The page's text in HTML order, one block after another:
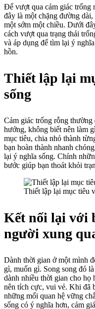
Để vượt qua cảm giác trống
đây là một chặng đường
một sớm một chiều. Dưới
cách vượt qua trạng thái
và áp dụng để tìm lại ý
hồn.
Thiết lập lại
sống
Cảm giác trống rỗng
hướng, không biết nên làm
mục tiêu, chia nhỏ thành
bạn hoàn thành nhanh
lại ý nghĩa sống. Chính
bước giúp bạn thoát khỏi
Thiết lập lại mục tiêu
Kết nối lại với
người xung
Dành thời gian ở một mình
gì, muốn gì. Song song đó
dành nhiều thời gian cho họ
nên tích cực, vui vẻ. Khi đã
những mối quan hệ vững
sống có ý nghĩa hơn, cảm